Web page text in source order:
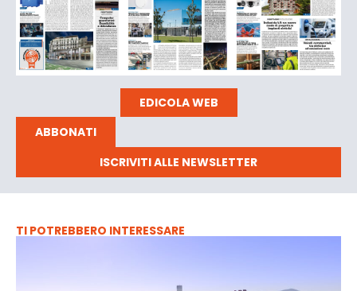
EDICOLA WEB
ABBONATI
ISCRIVITI ALLE NEWSLETTER
TI POTREBBERO INTERESSARE